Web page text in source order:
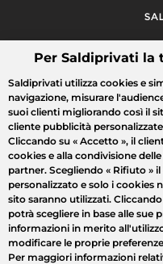
Cosa cerchi?
Tutte le vendite Moda
Per Saldiprivati la
Saldiprivati utilizza cookies e
navigazione, misurare
suoi clienti migliorando così il
cliente pubblicità
Cliccando su « Accetto », il
cookies e alla condivisione
partner. Scegliendo « Rifiuto » il
personalizzato e solo i cookies
sito saranno utilizzati.
potrà scegliere in base alle sue
informazioni in merito
modificare le proprie
Per maggiori informazioni